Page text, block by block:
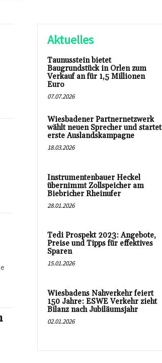
Aktuelles
Taunusstein bietet
Baugrundstück in Orlen zum
Verkauf an für 1,5 Millionen
Euro
07.07.2026
Wiesbadener Partnernetzwerk
wählt neuen Sprecher und startet
erste Auslandskampagne
18.03.2026
Instrumentenbauer Heckel
übernimmt Zollspeicher am
Biebricher Rheinufer
28.01.2026
Tedi Prospekt 2023: Angebote,
Preise und Tipps für effektives
Sparen
15.01.2026
Wiesbadens Nahverkehr feiert
150 Jahre: ESWE Verkehr zieht
Bilanz nach Jubiläumsjahr
02.01.2026